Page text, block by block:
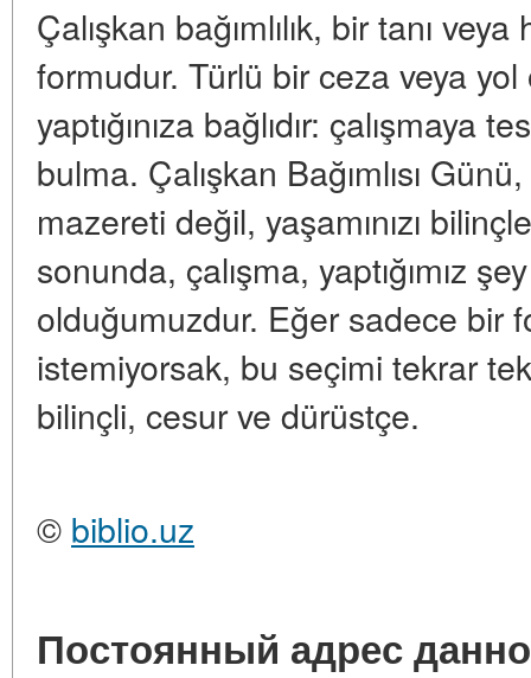
Çalışkan bağımlılık, bir tanı
formudur. Türlü bir ceza veya
yaptığınıza bağlıdır: çalışmaya
bulma. Çalışkan Bağımlısı
mazereti değil, yaşamınızı
sonunda, çalışma, yaptığımız
olduğumuzdur. Eğer sadece bir
istemiyorsak, bu seçimi tekrar
bilinçli, cesur ve dürüstçe.
© biblio.uz
Постоянный адрес